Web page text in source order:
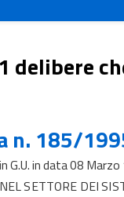
delibere
n. 185/
G.U. in data 08
SETTORE DEI